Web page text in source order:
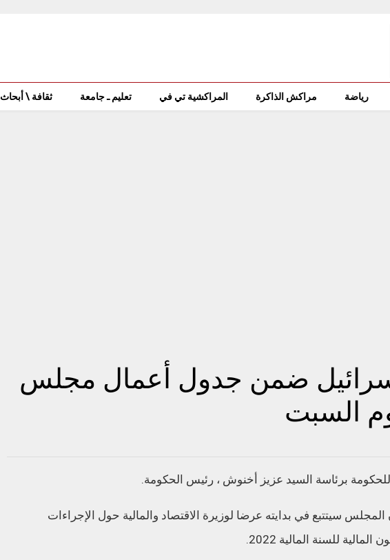
رياضة مراكش الذاكرة المراكشية تي في تعليم ـ جامعة ثقافة \ أبحاث
اسرائيل ضمن جدول أعمال مجلس
السبت
برئاسة السيد عزيز أخنوش ، رئيس الحكومة.
المجلس سيتتبع في بدايته عرضا لوزيرة الاقتصاد والمالية حول الإجراءات
للسنة المالية 2022.